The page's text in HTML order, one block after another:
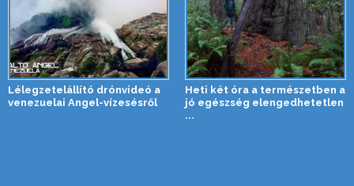
Lélegzetelállító drónvideó a
venezuelai Angel-vízesésről
Heti két óra a természetben a
jó egészség elengedhetetlen
...